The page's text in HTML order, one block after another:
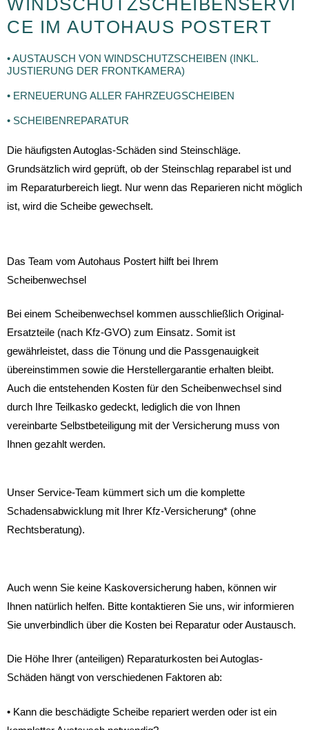
WINDSCHUTZSCHEIBENSERVI
CE IM AUTOHAUS POSTERT
• AUSTAUSCH VON WINDSCHUTZSCHEIBEN (INKL.
JUSTIERUNG DER FRONTKAMERA)
• ERNEUERUNG ALLER FAHRZEUGSCHEIBEN
• SCHEIBENREPARATUR
Die häufigsten Autoglas-Schäden sind Steinschläge.
Grundsätzlich wird geprüft, ob der Steinschlag reparabel ist und
im Reparaturbereich liegt. Nur wenn das Reparieren nicht möglich
ist, wird die Scheibe gewechselt.
Das Team vom Autohaus Postert hilft bei Ihrem
Scheibenwechsel
Bei einem Scheibenwechsel kommen ausschließlich Original-
Ersatzteile (nach Kfz-GVO) zum Einsatz. Somit ist
gewährleistet, dass die Tönung und die Passgenauigkeit
übereinstimmen sowie die Herstellergarantie erhalten bleibt.
Auch die entstehenden Kosten für den Scheibenwechsel sind
durch Ihre Teilkasko gedeckt, lediglich die von Ihnen
vereinbarte Selbstbeteiligung mit der Versicherung muss von
Ihnen gezahlt werden.
Unser Service-Team kümmert sich um die komplette
Schadensabwicklung mit Ihrer Kfz-Versicherung* (ohne
Rechtsberatung).
Auch wenn Sie keine Kaskoversicherung haben, können wir
Ihnen natürlich helfen. Bitte kontaktieren Sie uns, wir informieren
Sie unverbindlich über die Kosten bei Reparatur oder Austausch.
Die Höhe Ihrer (anteiligen) Reparaturkosten bei Autoglas-
Schäden hängt von verschiedenen Faktoren ab:
• Kann die beschädigte Scheibe repariert werden oder ist ein